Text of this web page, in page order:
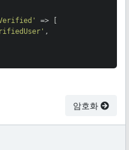
=> [
,
암호화